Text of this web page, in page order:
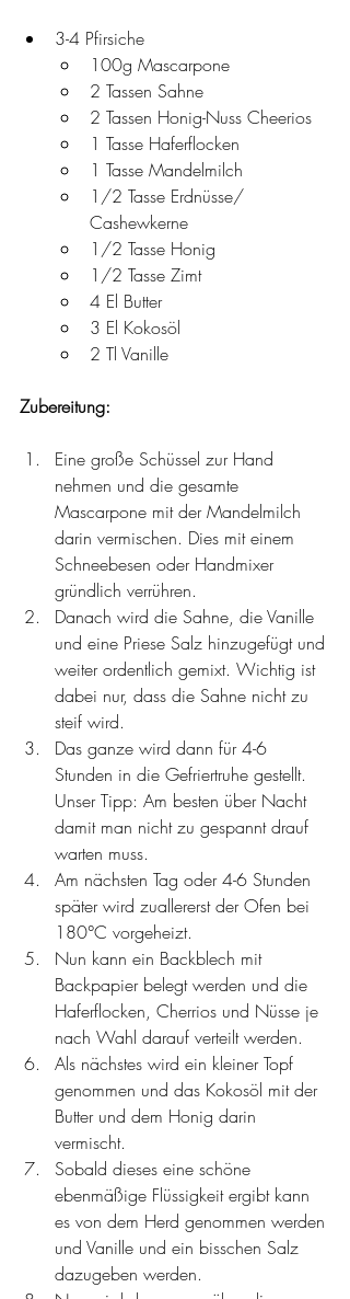
3-4 Pfirsiche
100g Mascarpone
2 Tassen Sahne
2 Tassen Honig-Nuss Cheerios
1 Tasse Haferflocken
1 Tasse Mandelmilch
1/2 Tasse Erdnüsse/
Cashewkerne
1/2 Tasse Honig
1/2 Tasse Zimt
4 El Butter
3 El Kokosöl
2 Tl Vanille
Zubereitung:
Eine große Schüssel zur Hand
nehmen und die gesamte
Mascarpone mit der Mandelmilch
darin vermischen. Dies mit einem
Schneebesen oder Handmixer
gründlich verrühren.
Danach wird die Sahne, die Vanille
und eine Priese Salz hinzugefügt und
weiter ordentlich gemixt. Wichtig ist
dabei nur, dass die Sahne nicht zu
steif wird.
Das ganze wird dann für 4-6
Stunden in die Gefriertruhe gestellt.
Unser Tipp: Am besten über Nacht
damit man nicht zu gespannt drauf
warten muss.
Am nächsten Tag oder 4-6 Stunden
später wird zuallererst der Ofen bei
180°C vorgeheizt.
Nun kann ein Backblech mit
Backpapier belegt werden und die
Haferflocken, Cherrios und Nüsse je
nach Wahl darauf verteilt werden.
Als nächstes wird ein kleiner Topf
genommen und das Kokosöl mit der
Butter und dem Honig darin
vermischt.
Sobald dieses eine schöne
ebenmäßige Flüssigkeit ergibt kann
es von dem Herd genommen werden
und Vanille und ein bisschen Salz
dazugeben werden.